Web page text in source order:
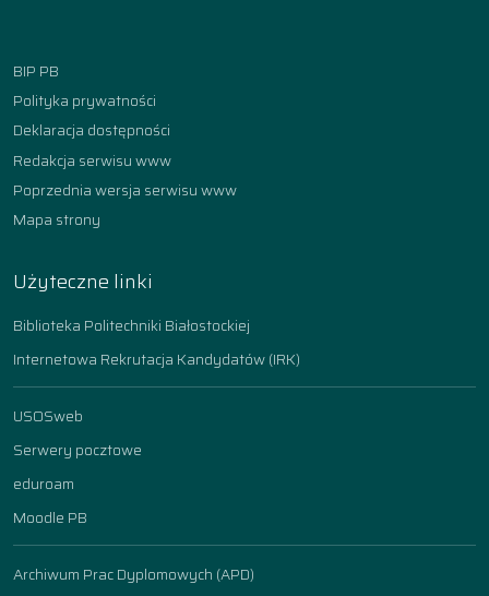
BIP PB
Polityka prywatności
Deklaracja dostępności
Redakcja serwisu www
Poprzednia wersja serwisu www
Mapa strony
Użyteczne linki
Biblioteka Politechniki Białostockiej
Internetowa Rekrutacja Kandydatów (IRK)
USOSweb
Serwery pocztowe
eduroam
Moodle PB
Archiwum Prac Dyplomowych (APD)